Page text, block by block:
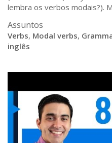
lembra os verbos modais?).
Assuntos
Verbs, Modal verbs,
inglês